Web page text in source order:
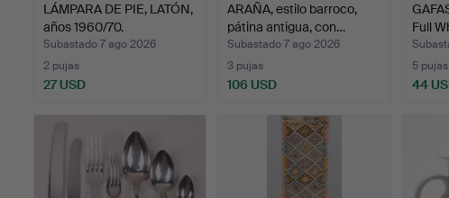
LÁMPARA DE PIE, LATÓN,
años 1960/70.
Subastado 7 ago 2026
2 pujas
27 USD
ARAÑA, estilo barroco,
pátina antigua, con…
Subastado 7 ago 2026
3 pujas
106 USD
Full
5 pujas
44